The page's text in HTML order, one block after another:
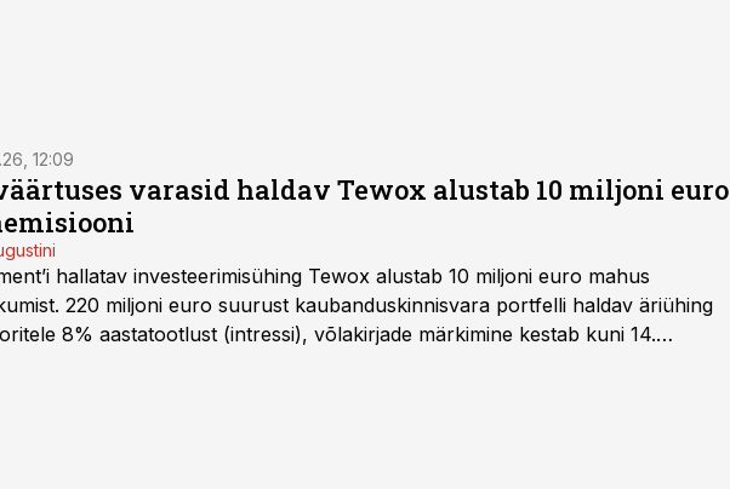
12:09
varasid haldav Tewox alustab 10 miljoni euro
hallatav investeerimisühing Tewox alustab 10 miljoni euro mahus
220 miljoni euro suurust kaubanduskinnisvara portfelli haldav äriühing
8% aastatootlust (intressi), võlakirjade märkimine kestab kuni 14.